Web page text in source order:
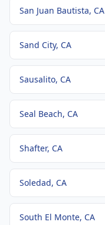
San Juan Bautista, CA
Sand City, CA
Sausalito, CA
Seal Beach, CA
Shafter, CA
Soledad, CA
South El Monte, CA